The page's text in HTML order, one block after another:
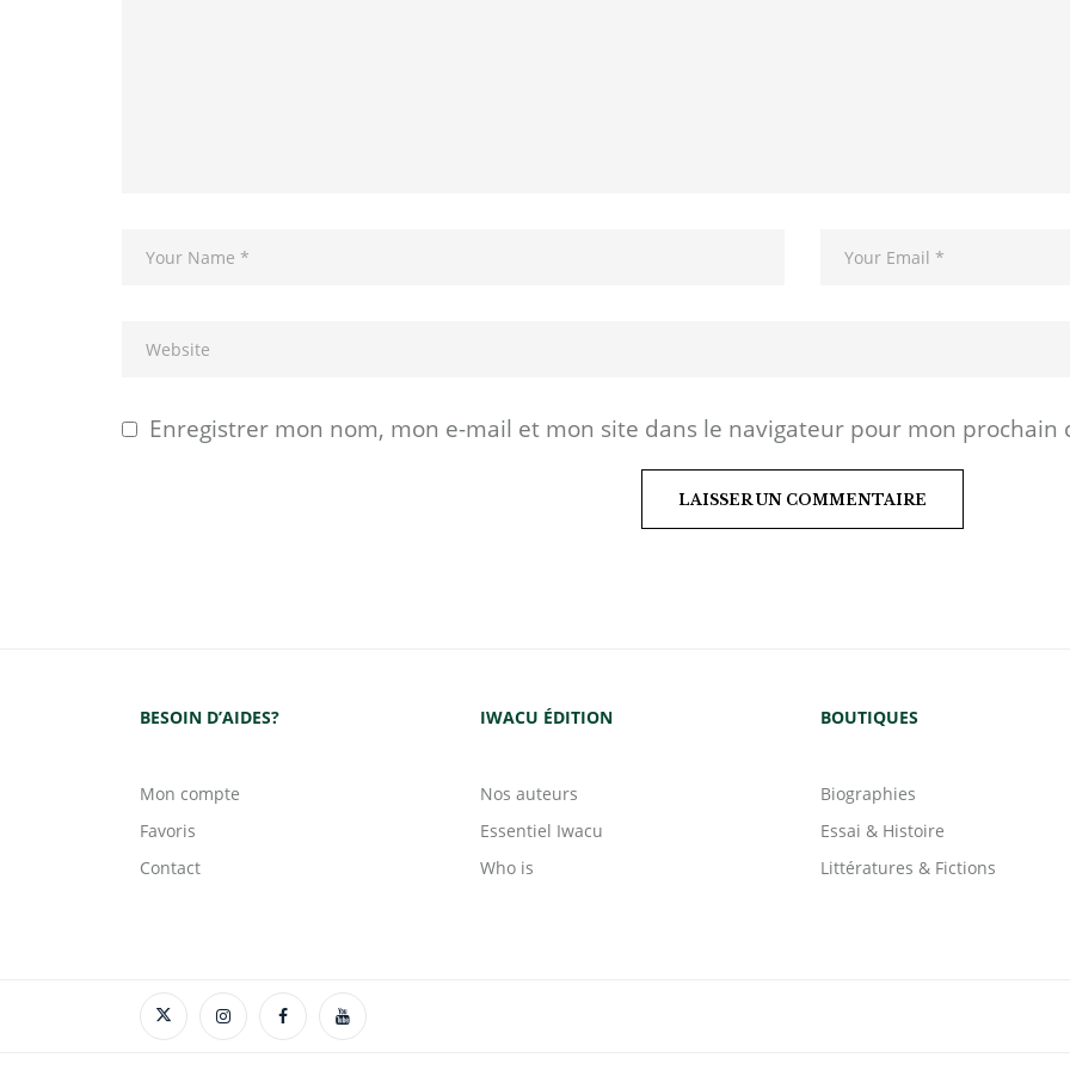
Enregistrer mon nom, mon e-mail et mon site dans le navigateur pour mon prochain
BESOIN D’AIDES?
Mon compte
Favoris
Contact
IWACU ÉDITION
Nos auteurs
Essentiel Iwacu
Who is
BOUTIQUES
Biographies
Essai & Histoire
Littératures & Fictions